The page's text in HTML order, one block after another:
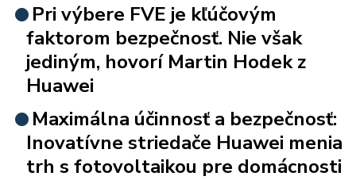
Pri výbere FVE je kľúčovým
faktorom bezpečnosť. Nie však
jediným, hovorí Martin Hodek z
Huawei
Maximálna účinnosť a bezpečnosť:
Inovatívne striedače Huawei menia
trh s fotovoltaikou pre domácnosti